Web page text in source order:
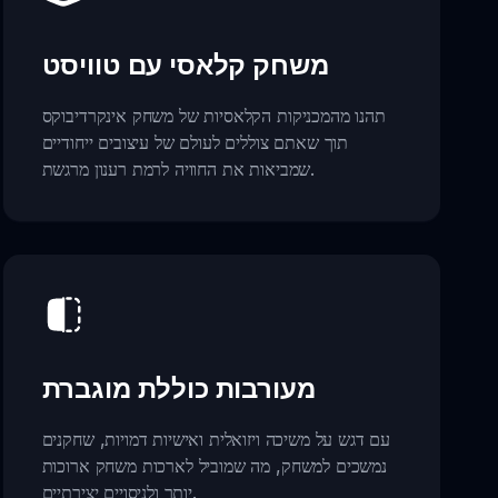
משחק קלאסי עם טוויסט
תהנו מהמכניקות הקלאסיות של משחק אינקרדיבוקס
תוך שאתם צוללים לעולם של עיצובים ייחודיים
שמביאות את החוויה לרמת רענון מרגשת.
מעורבות כוללת מוגברת
עם דגש על משיכה ויזואלית ואישיות דמויות, שחקנים
נמשכים למשחק, מה שמוביל לארכות משחק ארוכות
יותר ולניסויים יצירתיים.